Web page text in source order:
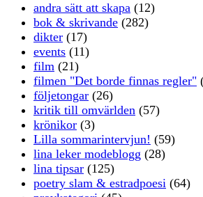
andra sätt att skapa (12)
bok & skrivande (282)
dikter (17)
events (11)
film (21)
filmen "Det borde finnas regler"
följetongar (26)
kritik till omvärlden (57)
krönikor (3)
Lilla sommarintervjun! (59)
lina leker modeblogg (28)
lina tipsar (125)
poetry slam & estradpoesi (64)